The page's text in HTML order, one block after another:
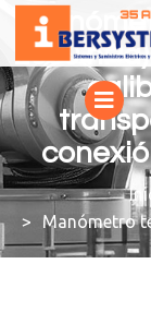
2000
You are here:
Manómetro